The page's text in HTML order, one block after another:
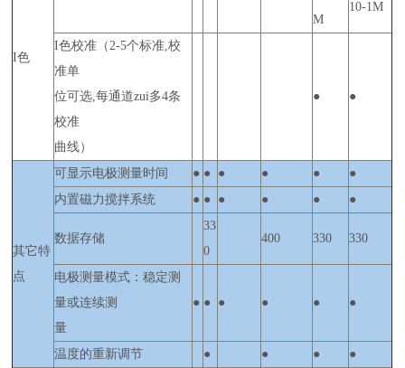
I色
M
10-1M
I色校准（2-5个标准,校
准单
位可选,每通道zui多4条
校准
曲线）
● ●
其它特
点
可显示电极测量时间 ● ● ● ● ●
●
内置磁力搅拌系统
● ● ● ● ● ●
数据存储
33
0
400 330 330
电极测量模式：稳定测
量或连续测
量
● ● ● ● ● ●
温度的重新调节 ● ● ●
●